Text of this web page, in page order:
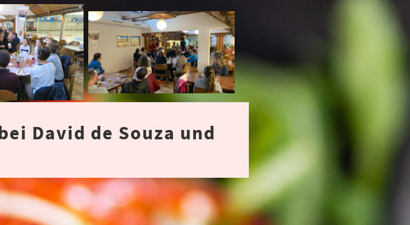
David de Souza und